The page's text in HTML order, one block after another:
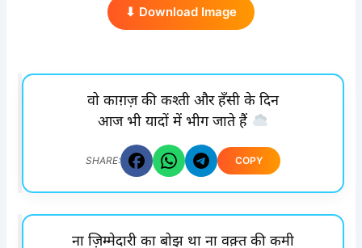
⬇ Download Image
वो काग़ज़ की कश्ती और हँसी के दिन
आज भी यादों में भीग जाते हैं
SHARE: COPY
ना ज़िम्मेदारी का बोझ था ना वक़्त की कमी